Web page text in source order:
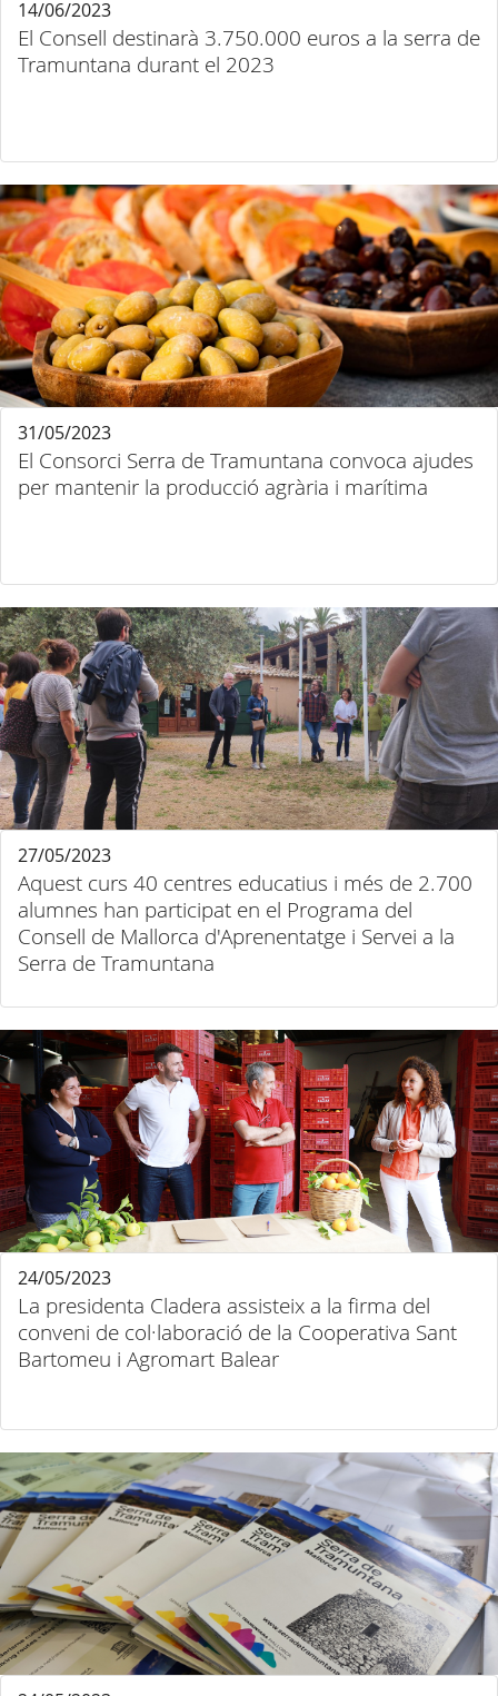
El Consell destinarà 3.750.000 euros a la serra de
Tramuntana durant el 2023
14/06/2023
El Consorci Serra de Tramuntana convoca ajudes
per mantenir la producció agrària i marítima
31/05/2023
Aquest curs 40 centres educatius i més de 2.700
alumnes han participat en el Programa del
Consell de Mallorca d'Aprenentatge i Servei a la
Serra de Tramuntana
27/05/2023
La presidenta Cladera assisteix a la firma del
conveni de col·laboració de la Cooperativa Sant
Bartomeu i Agromart Balear
24/05/2023